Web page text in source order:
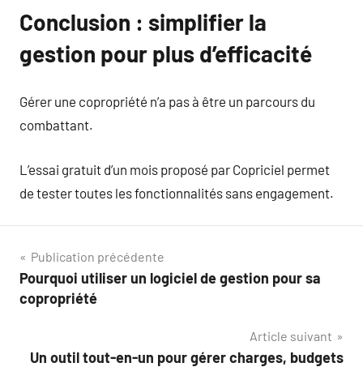
Conclusion : simplifier la
gestion pour plus d’efficacité
Gérer une copropriété n’a pas à être un parcours du
combattant.
L’essai gratuit d’un mois proposé par Copriciel permet
de tester toutes les fonctionnalités sans engagement.
Navigation
de
Publication précédente
Pourquoi utiliser un logiciel de gestion pour sa
copropriété
Article suivant
Un outil tout-en-un pour gérer charges, budgets